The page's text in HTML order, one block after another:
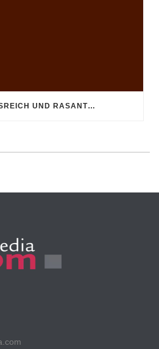
UND RASANT…